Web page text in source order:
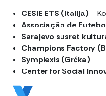
CESIE ETS (Italija) –
Associação de
Sarajevo susret
Champions Factory
Symplexis (Grčka)
Center for Social